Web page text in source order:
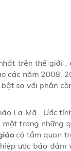
trên thế giới ,
các năm 2008,
so với phần
La Mã . Ước
trong những
có tầm quan
ước bảo đảm